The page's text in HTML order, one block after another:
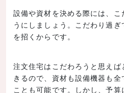
設備や資材を決める際には、こ
うにしましょう。こだわり過
を招くからです。
注文住宅はこだわろうと思え
きるので、資材も設備機器も
ことも可能です。しかし、予